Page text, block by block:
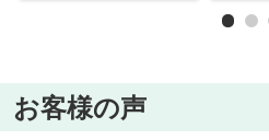
お客様の声